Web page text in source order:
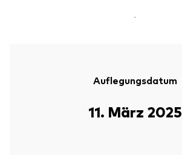
-
Auflegungsdatum
11. März 2025